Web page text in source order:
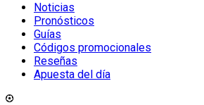
Noticias
Pronósticos
Guías
Códigos promocionales
Reseñas
Apuesta del día